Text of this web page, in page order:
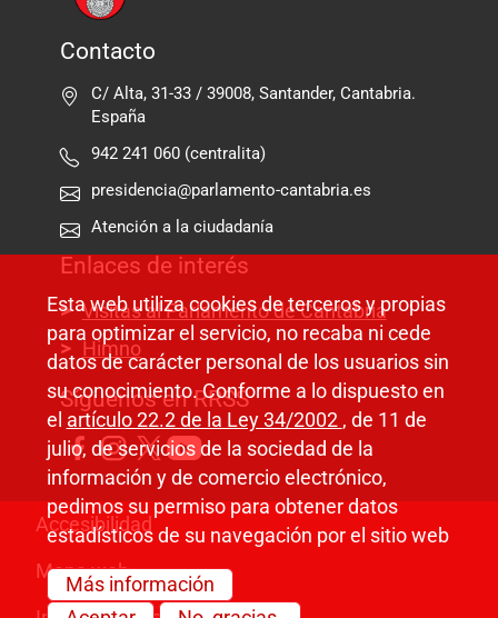
Contacto
C/ Alta, 31-33 / 39008, Santander, Cantabria.
España
942 241 060 (centralita)
presidencia@parlamento-cantabria.es
Atención a la ciudadanía
Enlaces de interés
Visitas al Parlamento de Cantabria
Himno
Síguenos en RRSS
Pie de página
Accesibilidad
Mapa web
Esta web utiliza cookies de terceros y propias
para optimizar el servicio, no recaba ni cede
datos de carácter personal de los usuarios sin
su conocimiento. Conforme a lo dispuesto en
el artículo 22.2 de la Ley 34/2002 , de 11 de
julio, de servicios de la sociedad de la
información y de comercio electrónico,
pedimos su permiso para obtener datos
estadísticos de su navegación por el sitio web
Más información